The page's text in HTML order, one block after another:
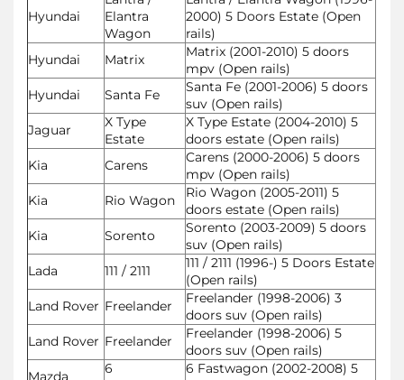
Hyundai
Elantra
Wagon
2000) 5 Doors Estate (Open
rails)
Hyundai
Matrix
Matrix (2001-2010) 5 doors
mpv (Open rails)
Hyundai
Santa Fe
Santa Fe (2001-2006) 5 doors
suv (Open rails)
Jaguar
X Type
Estate
X Type Estate (2004-2010) 5
doors estate (Open rails)
Kia
Carens
Carens (2000-2006) 5 doors
mpv (Open rails)
Kia
Rio Wagon
Rio Wagon (2005-2011) 5
doors estate (Open rails)
Kia
Sorento
Sorento (2003-2009) 5 doors
suv (Open rails)
Lada
111 / 2111
111 / 2111 (1996-) 5 Doors Estate
(Open rails)
Land Rover Freelander
Freelander (1998-2006) 3
doors suv (Open rails)
Land Rover Freelander
Freelander (1998-2006) 5
doors suv (Open rails)
Mazda
6
6 Fastwagon (2002-2008) 5